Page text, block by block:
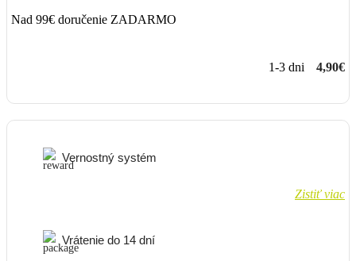
Nad 99€ doručenie ZADARMO
1-3 dni 4,90€
Vernostný systém
Zistiť viac
Vrátenie do 14 dní